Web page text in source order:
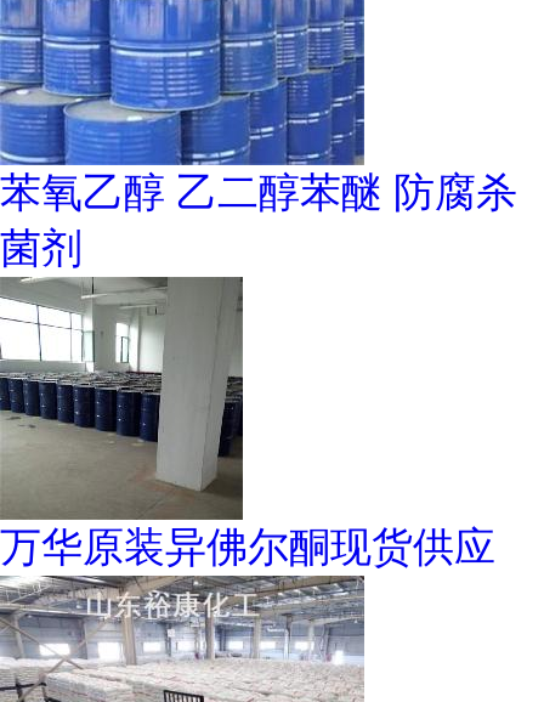
苯氧乙醇 乙二醇苯醚 防腐杀
菌剂
万华原装异佛尔酮现货供应